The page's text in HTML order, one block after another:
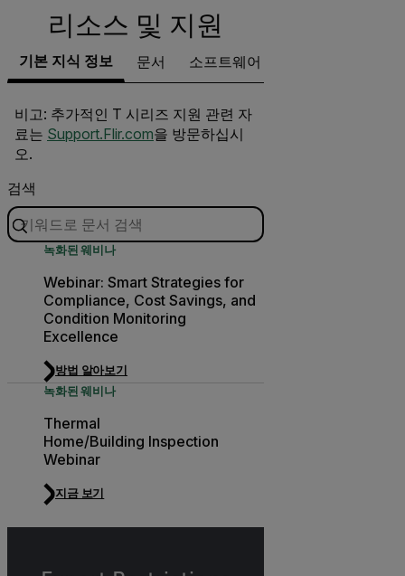
리소스 및 지원
기본 지식 정보 문서 소프트웨어 및 펌웨어
비고: 추가적인 T 시리즈 지원 관련 자
료는 Support.Flir.com을 방문하십시
오.
검색
녹화된 웨비나
Webinar: Smart Strategies for
Compliance, Cost Savings, and
Condition Monitoring
Excellence
방법 알아보기
녹화된 웨비나
Thermal
Home/Building Inspection
Webinar
지금 보기